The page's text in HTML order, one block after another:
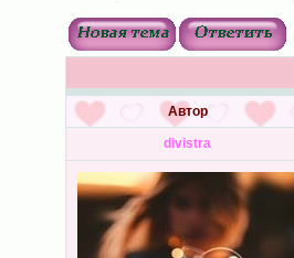
Автор
divistra